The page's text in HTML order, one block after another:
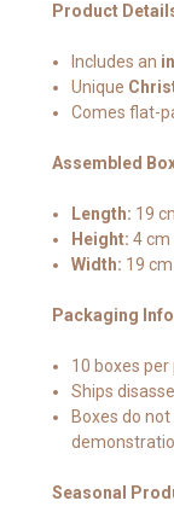
Product
Includes an
Unique
Comes flat-
Assembled
Length: 19
Height: 4 cm
Width: 19
Packaging
10 boxes per
Ships
Boxes do
Seasonal